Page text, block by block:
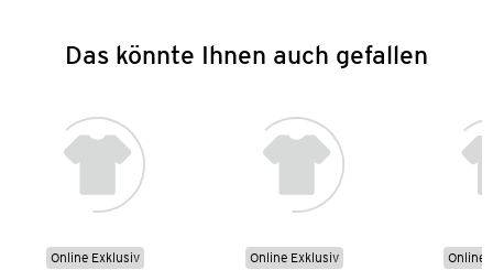
Das könnte Ihnen auch gefallen
Online Exklusiv
Online Exklusiv
Online